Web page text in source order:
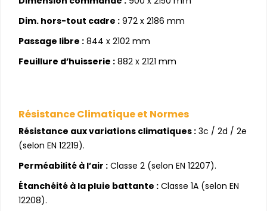
Dim. hors-tout cadre : 972 x 2186 mm
Passage libre : 844 x 2102 mm
Feuillure d’huisserie : 882 x 2121 mm
Résistance Climatique et Normes
Résistance aux variations climatiques : 3c / 2d / 2e
(selon EN 12219).
Perméabilité à l’air : Classe 2 (selon EN 12207).
Étanchéité à la pluie battante : Classe 1A (selon EN
12208).